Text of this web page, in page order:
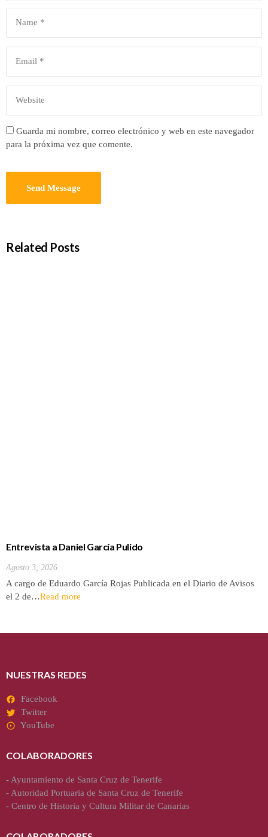
Guarda mi nombre, correo electrónico y web en este navegador
para la próxima vez que comente.
Related Posts
Entrevista a Daniel García Pulido
Agosto 3, 2026
A cargo de Eduardo García Rojas Publicada en el Diario de Avisos
el 2 de…Read more
NUESTRAS REDES
Facebook
Twitter
YouTube
COLABORADORES
- Ayuntamiento de Santa Cruz de Tenerife
- Autoridad Portuaria de Santa Cruz de Tenerife
- Centro de Historia y Cultura Militar de Canarias